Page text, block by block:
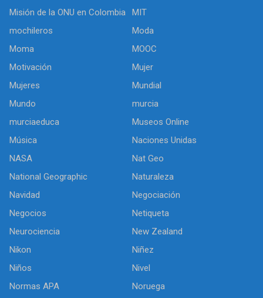
Misión de la ONU en Colombia
MIT
mochileros
Moda
Moma
MOOC
Motivación
Mujer
Mujeres
Mundial
Mundo
murcia
murciaeduca
Museos Online
Música
Naciones Unidas
NASA
Nat Geo
National Geographic
Naturaleza
Navidad
Negociación
Negocios
Netiqueta
Neurociencia
New Zealand
Nikon
Niñez
Niños
Nivel
Normas APA
Noruega